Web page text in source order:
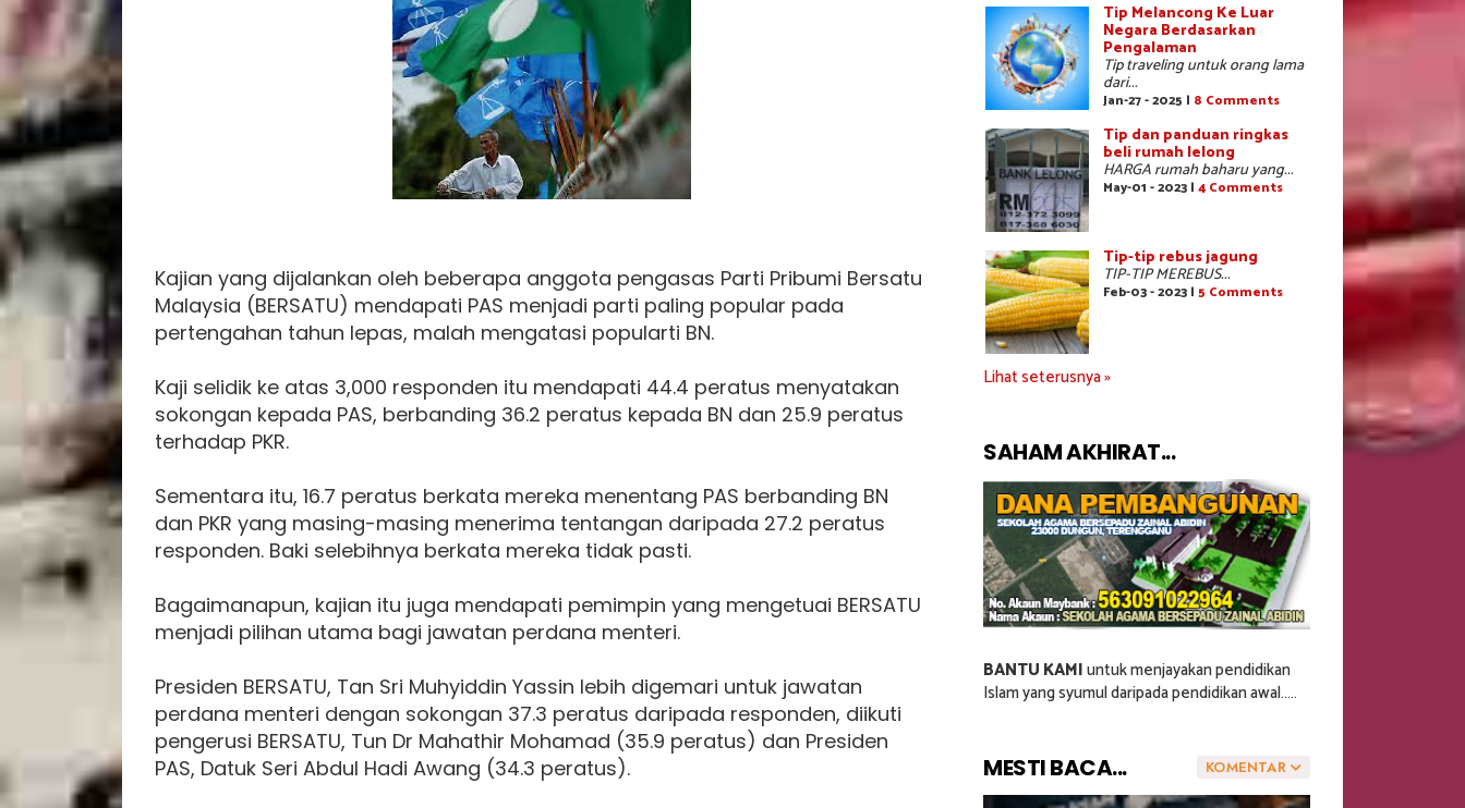
Kajian yang dijalankan oleh beberapa anggota pengasas Parti Pribumi Bersatu
Malaysia (BERSATU) mendapati PAS menjadi parti paling popular pada
pertengahan tahun lepas, malah mengatasi popularti BN.
Kaji selidik ke atas 3,000 responden itu mendapati 44.4 peratus menyatakan
sokongan kepada PAS, berbanding 36.2 peratus kepada BN dan 25.9 peratus
terhadap PKR.
Sementara itu, 16.7 peratus berkata mereka menentang PAS berbanding BN
dan PKR yang masing-masing menerima tentangan daripada 27.2 peratus
responden. Baki selebihnya berkata mereka tidak pasti.
Bagaimanapun, kajian itu juga mendapati pemimpin yang mengetuai BERSATU
menjadi pilihan utama bagi jawatan perdana menteri.
Presiden BERSATU, Tan Sri Muhyiddin Yassin lebih digemari untuk jawatan
perdana menteri dengan sokongan 37.3 peratus daripada responden, diikuti
pengerusi BERSATU, Tun Dr Mahathir Mohamad (35.9 peratus) dan Presiden
PAS, Datuk Seri Abdul Hadi Awang (34.3 peratus).
Tip Melancong Ke Luar
Negara Berdasarkan
Pengalaman
Tip traveling untuk orang lama
dari...
Jan-27 - 2025 | 8 Comments
Tip dan panduan ringkas
beli rumah lelong
HARGA rumah baharu yang...
May-01 - 2023 | 4 Comments
Tip-tip rebus jagung
TIP-TIP MEREBUS...
Feb-03 - 2023 | 5 Comments
Lihat seterusnya »
SAHAM AKHIRAT...
BANTU KAMIuntuk menjayakan pendidikan
Islam yang syumul daripada pendidikan awal.....
KOMENTAR
MESTI BACA...